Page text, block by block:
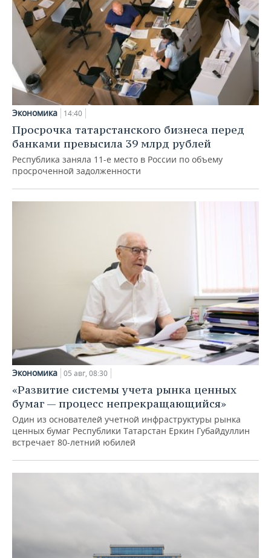
Экономика 14:40
Просрочка татарстанского бизнеса перед
банками превысила 39 млрд рублей
Республика заняла 11-е место в России по объему
просроченной задолженности
Экономика 05 авг, 08:30
«Развитие системы учета рынка ценных
бумаг — процесс непрекращающийся»
Один из основателей учетной инфраструктуры рынка
ценных бумаг Республики Татарстан Еркин Губайдуллин
встречает 80-летний юбилей